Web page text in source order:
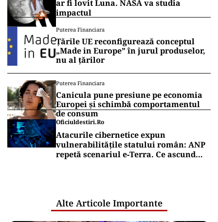
ar fi lovit Luna. NASA va studia
impactul
Puterea Financiara
Țările UE reconfigurează conceptul
„Made in Europe” în jurul produselor,
nu al țărilor
Puterea Financiara
Canicula pune presiune pe economia
Europei și schimbă comportamentul
de consum
Oficiuldestiri.ro
Atacurile cibernetice expun
vulnerabilitățile statului român: ANP
repetă scenariul e‑Terra. Ce ascund
Alte Articole Importante